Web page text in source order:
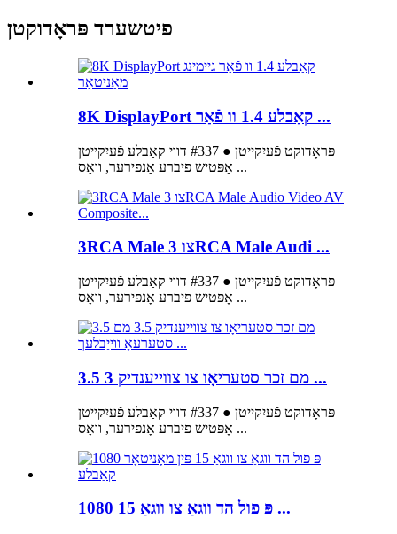
פיטשערד פּראָדוקטן
8K DisplayPort קאַבלע 1.4 וו פֿאַר ...
פּראָדוקט פֿעיִקייטן ● #337 דווי קאַבלע פֿעיִקייטן
אָפּטיש פיברע אָנפירער, וואָס ...
3RCA Male צו 3RCA Male Audi ...
פּראָדוקט פֿעיִקייטן ● #337 דווי קאַבלע פֿעיִקייטן
אָפּטיש פיברע אָנפירער, וואָס ...
3.5 מם זכר סטעריאָו צו צווייענדיק 3 ...
פּראָדוקט פֿעיִקייטן ● #337 דווי קאַבלע פֿעיִקייטן
אָפּטיש פיברע אָנפירער, וואָס ...
1080 פּ פול הד ווגאַ צו ווגאַ 15 ...